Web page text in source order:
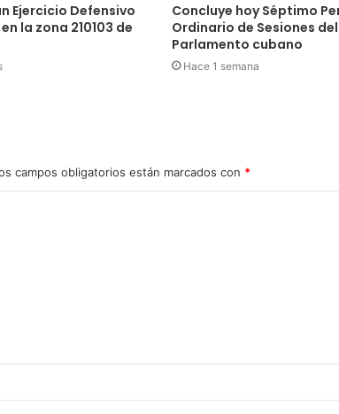
Ejercicio Defensivo
la zona 210103 de
Concluye hoy Séptimo
Ordinario de Sesiones del
Parlamento cubano
Hace 1 semana
campos obligatorios están marcados con *